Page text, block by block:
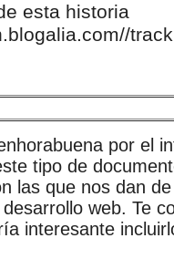
esta historia
por el
tipo de
las que nos dan
web. Te
interesante